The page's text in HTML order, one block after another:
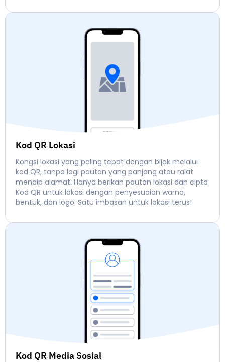
Kod QR Lokasi
Kongsi lokasi yang paling tepat dengan bijak melalui
kod QR, tanpa lagi pautan yang panjang atau ralat
menaip alamat. Hanya berikan pautan lokasi dan cipta
Kod QR untuk lokasi dengan penyesuaian warna,
bentuk, dan logo. Satu imbasan untuk lokasi terus!
Kod QR Media Sosial